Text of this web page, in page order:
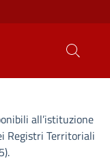
all’istituzione
Registri Territoriali